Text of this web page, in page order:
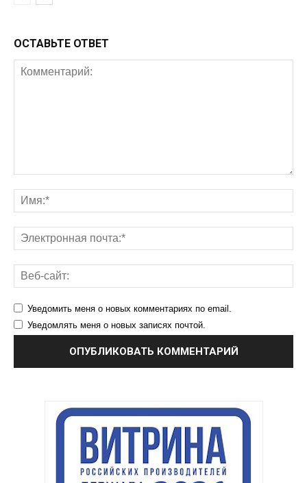
ОСТАВЬТЕ ОТВЕТ
Уведомить меня о новых комментариях по email.
Уведомлять меня о новых записях почтой.